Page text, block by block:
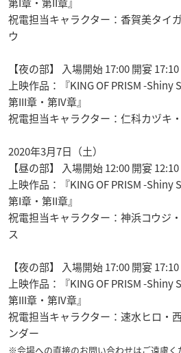
祝電担当キャラクター：香賀美タイ
ウ
【夜の部】 入場開始 17:00 開宴
上映作品：『KING OF PRISM -
第III章・第IV章』
祝電担当キャラクター：仁科カヅキ
2020年3月7日（土）
【昼の部】 入場開始 12:00 開宴
上映作品：『KING OF PRISM -
第I章・第II章』
祝電担当キャラクター：神浜コウジ
ス
【夜の部】 入場開始 17:00 開宴
上映作品：『KING OF PRISM -
第III章・第IV章』
祝電担当キャラクター：速水ヒロ・
ンダー
※会場への直接のお問い合わせはご遠慮く